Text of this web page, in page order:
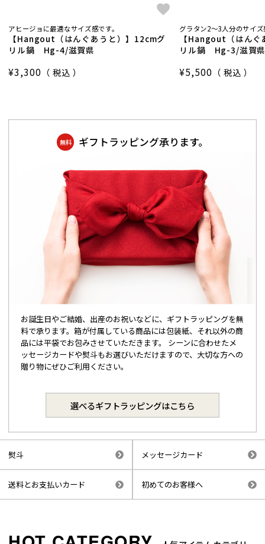
アヒージョに最適なサイズ感です。
【Hangout（はんぐあうと）】12cmグ
リル鍋 Hg-4/滋賀県
¥3,300 税込
グラタン2～3人分のサイ
【Hangout（はん
リル鍋 Hg-3/滋賀
¥5,500 税込
無料 ギフトラッピング承ります。
お誕生日やご結婚、出産のお祝いなどに、ギフトラッピングを無
料で承ります。箱が付属している商品には包装紙、それ以外の商
品には平袋でお包みさせていただきます。 シーンに合わせたメ
ッセージカードや熨斗もお選びいただけますので、大切な方への
贈り物にぜひご利用ください。
選べるギフトラッピングはこちら
熨斗 メッセージカード
送料とお支払いカード 初めてのお客様へ